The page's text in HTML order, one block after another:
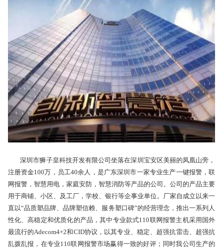
深圳市狮子皇科技开发有限公司坐落在深圳宝安区美丽的凤凰山旁，
注册资金100万，员工40余人，是广东深圳市一家专业生产一键报警，联
网报警，智慧用电，家庭安防，智慧消防等产品的公司。公司的产品主要
用于商铺、小区、及工厂，学校、银行等企事业单位。厂家自成立以来一
直以“品质塑品牌、品牌塑信赖、服务塑口碑”的经营理念，推出一系列人
性化、高稳定和优质化的产品，其中专业款式110联网报警主机采用国外
最流行的Adecom4+2和CID协议，以其专业、稳定、超强抗雷击、超强抗
乱拨乱报，在专业110联网报警市场赢得一致的好评；同时我公司生产的